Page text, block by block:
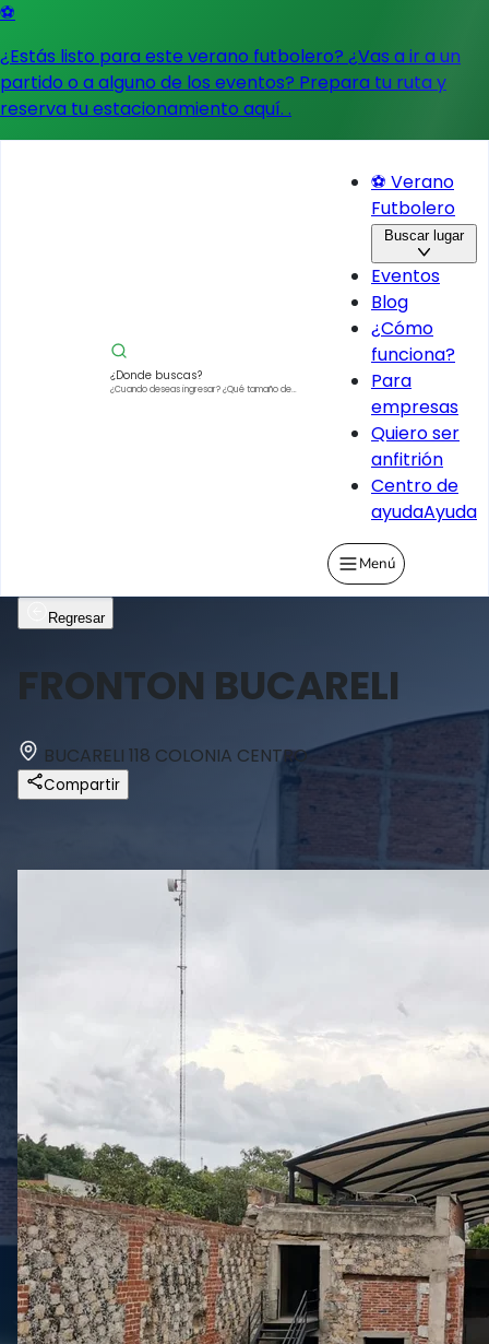
⚽
¿Estás listo para este verano futbolero? ¿Vas a ir a un
partido o a alguno de los eventos? Prepara tu ruta y
reserva tu estacionamiento aquí. .
¿Donde buscas?
¿Cuando deseas ingresar?¿Qué tamaño de
⚽ Verano
Futbolero
Buscar lugar
Eventos
Blog
¿Cómo
funciona?
Para
empresas
Quiero ser
anfitrión
Centro de
ayudaAyuda
Menú
Regresar
FRONTON BUCARELI
BUCARELI 118 COLONIA CENTRO
Compartir